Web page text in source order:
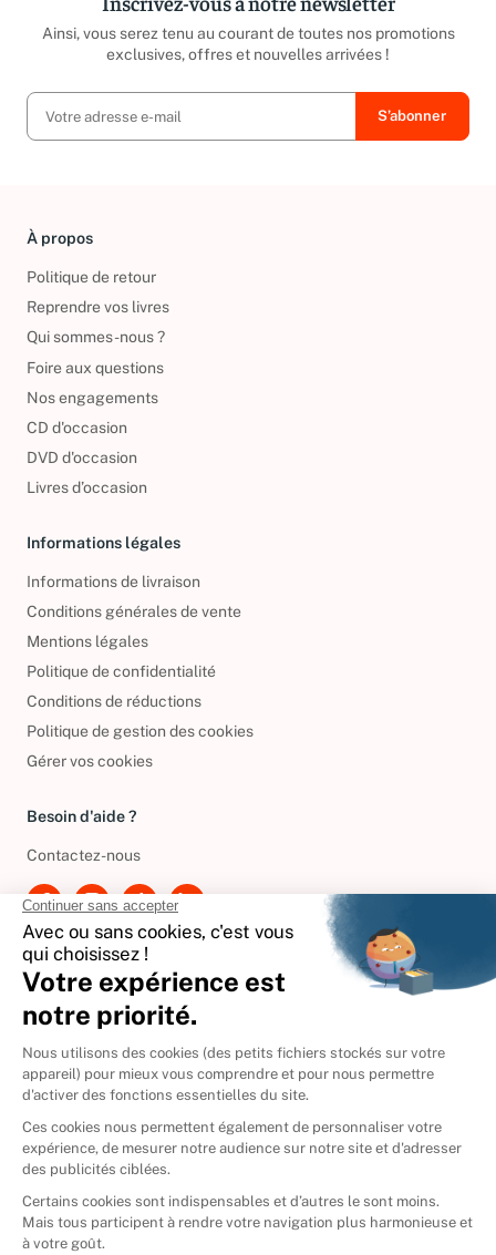
Ainsi, vous serez tenu au courant de toutes nos promotions
exclusives, offres et nouvelles arrivées !
À propos
Politique de retour
Reprendre vos livres
Qui sommes-nous ?
Foire aux questions
Nos engagements
CD d'occasion
DVD d'occasion
Livres d’occasion
Informations légales
Informations de livraison
Conditions générales de vente
Mentions légales
Politique de confidentialité
Conditions de réductions
Politique de gestion des cookies
Gérer vos cookies
Besoin d'aide ?
Contactez-nous
International
🇪🇸 Espagne
🇩🇪Allemagne
🇮🇹 Italie